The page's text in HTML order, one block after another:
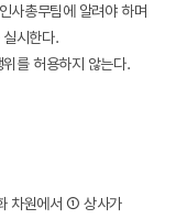
사총무팀에 알려야 하며
시한다.
를 허용하지 않는다.
차원에서 ① 상사가